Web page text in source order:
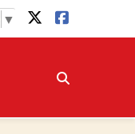
▼